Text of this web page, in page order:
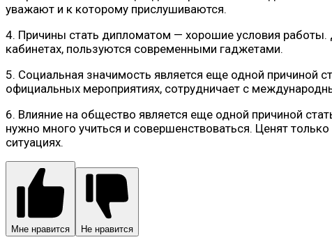
уважают и к которому прислушиваются.
4. Причины стать дипломатом — хорошие условия
кабинетах, пользуются современными гаджетами.
5. Социальная значимость является еще одной причиной
официальных мероприятиях, сотрудничает с
6. Влияние на общество является еще одной причиной
нужно много учиться и совершенствоваться. Ценят
ситуациях.
Мне нравится Не нравится